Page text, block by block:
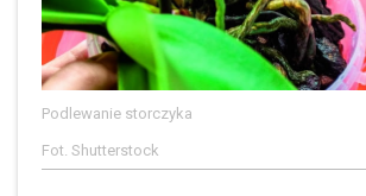
Podlewanie storczyka
Fot. Shutterstock